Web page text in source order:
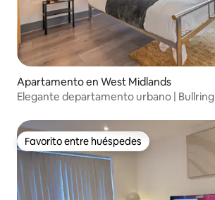
Apartamento en West Midlands
Elegante departamento urbano | Bullring |
Favorito entre huéspedes
Favorito entre huéspedes